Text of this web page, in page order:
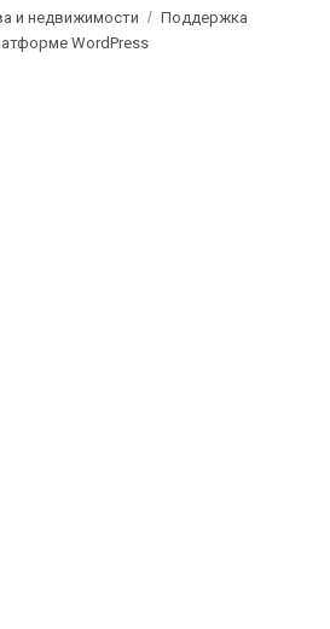
и недвижимости
Поддержка
WordPress